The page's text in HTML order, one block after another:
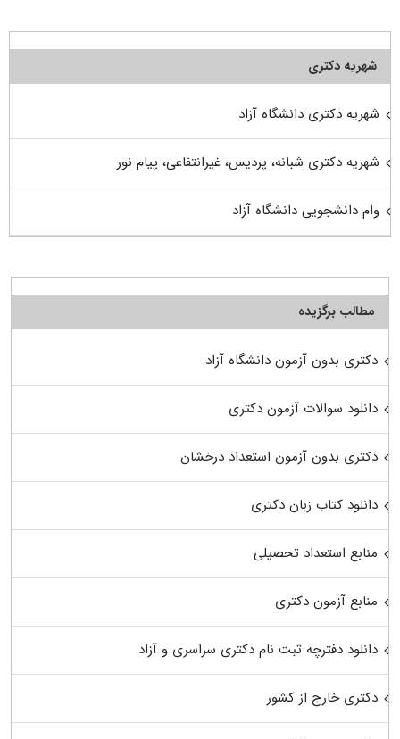
شهریه دکتری
شهریه دکتری دانشگاه آزاد
شهریه دکتری شبانه، پردیس، غیرانتفاعی، پیام نور
وام دانشجویی دانشگاه آزاد
مطالب برگزیده
دکتری بدون آزمون دانشگاه آزاد
دانلود سوالات آزمون دکتری
دکتری بدون آزمون استعداد درخشان
دانلود کتاب زبان دکتری
منابع استعداد تحصیلی
منابع آزمون دکتری
دانلود دفترچه ثبت نام دکتری سراسری و آزاد
دکتری خارج از کشور